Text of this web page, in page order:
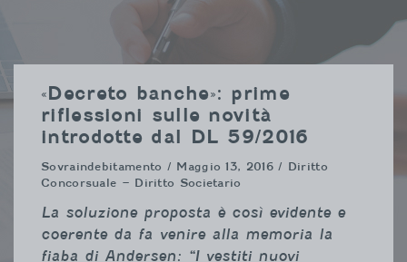
«Decreto banche»: prime
riflessioni sulle novità
introdotte dal DL 59/2016
Sovraindebitamento / Maggio 13, 2016 / Diritto
Concorsuale – Diritto Societario
La soluzione proposta è così evidente e
coerente da fa venire alla memoria la
fiaba di Andersen: “I vestiti nuovi